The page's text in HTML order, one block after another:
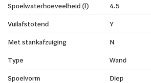
Spoelwaterhoeveelheid (l)
4.5
Vuilafstotend
Y
Met stankafzuiging
N
Type
Wand
Spoelvorm
Diep